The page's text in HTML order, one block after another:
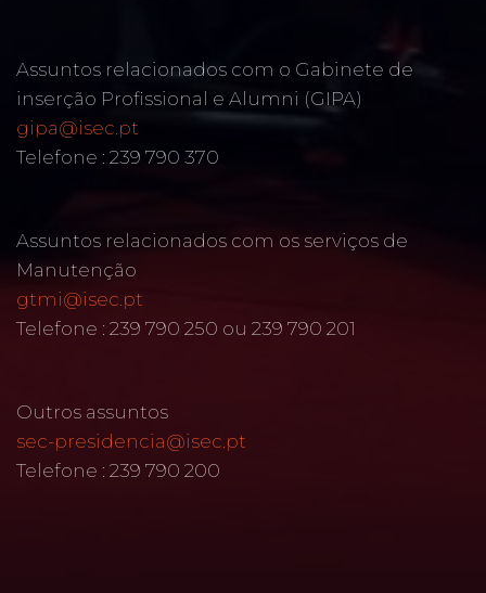
Assuntos relacionados com o Gabinete de
inserção Profissional e Alumni (GIPA)
gipa@isec.pt
Telefone : 239 790 370
Assuntos relacionados com os serviços de
Manutenção
gtmi@isec.pt
Telefone : 239 790 250 ou 239 790 201
Outros assuntos
sec-presidencia@isec.pt
Telefone : 239 790 200